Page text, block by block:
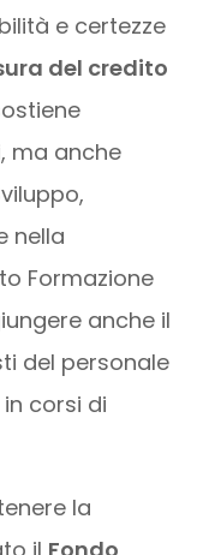
e certezze
del credito
ma anche
nella
Formazione
anche il
del personale
corsi di
la